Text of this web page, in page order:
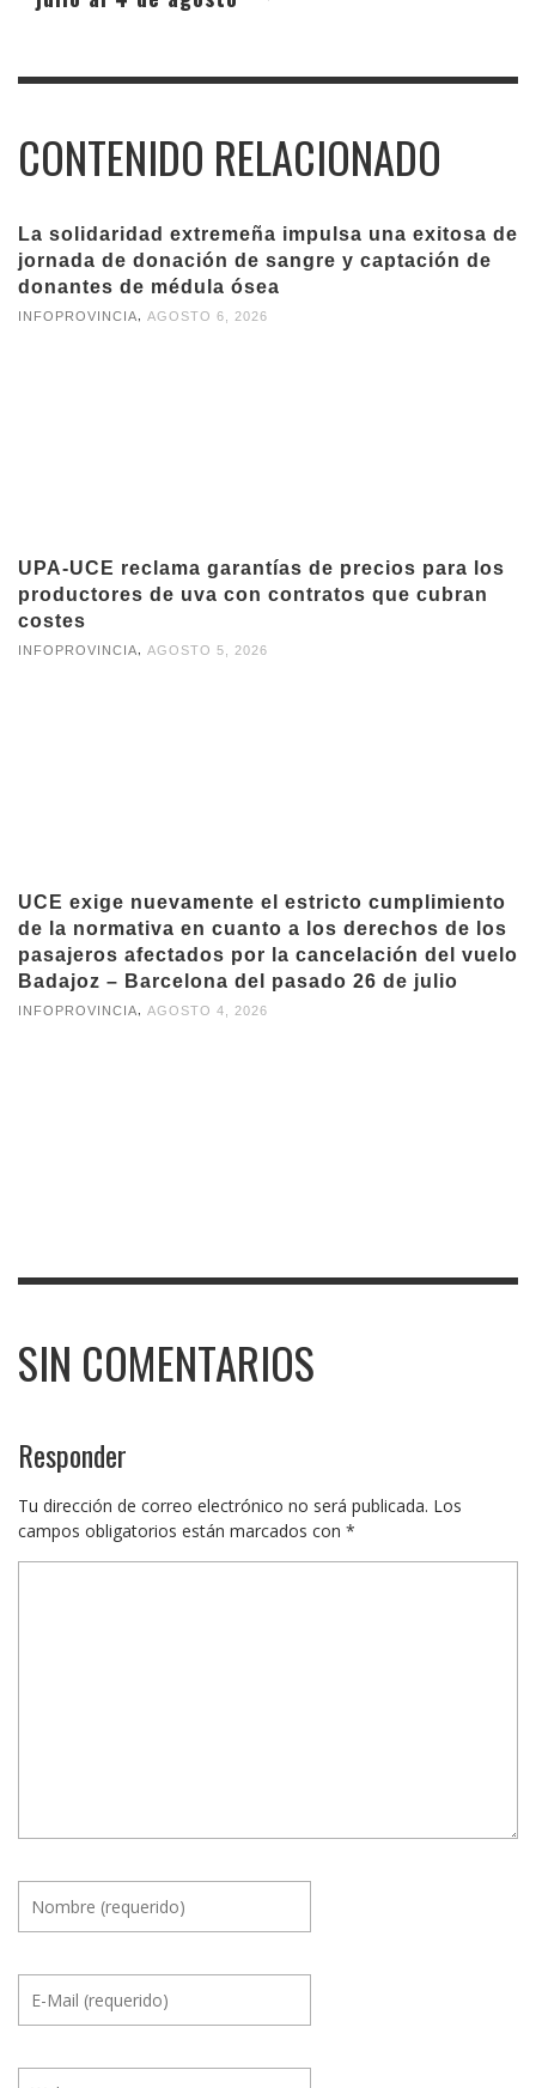
CONTENIDO RELACIONADO
La solidaridad extremeña impulsa una exitosa de
jornada de donación de sangre y captación de
donantes de médula ósea
INFOPROVINCIA AGOSTO 6, 2026
UPA-UCE reclama garantías de precios para los
productores de uva con contratos que cubran
costes
INFOPROVINCIA AGOSTO 5, 2026
UCE exige nuevamente el estricto cumplimiento
de la normativa en cuanto a los derechos de los
pasajeros afectados por la cancelación del vuelo
Badajoz – Barcelona del pasado 26 de julio
INFOPROVINCIA AGOSTO 4, 2026
SIN COMENTARIOS
Responder
Tu dirección de correo electrónico no será publicada. Los
campos obligatorios están marcados con *